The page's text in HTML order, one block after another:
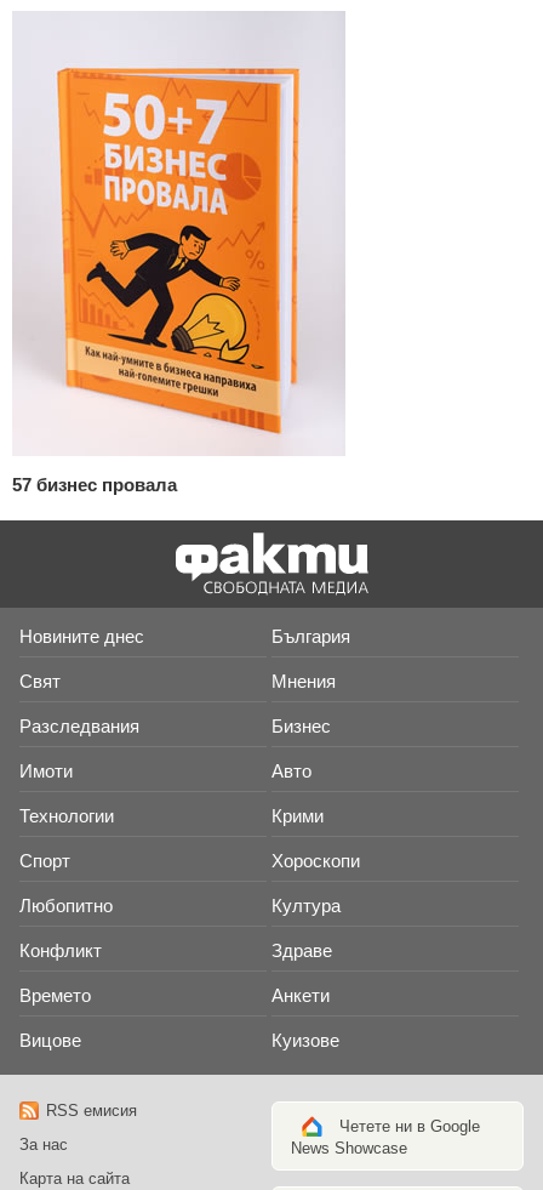
57 бизнес провала
Новините днес България
Свят Мнения
Разследвания Бизнес
Имоти Авто
Технологии Крими
Спорт Хороскопи
Любопитно Култура
Конфликт Здраве
Времето Анкети
Вицове Куизове
RSS емисия
За нас
Карта на сайта
Четете ни в Google
News Showcase